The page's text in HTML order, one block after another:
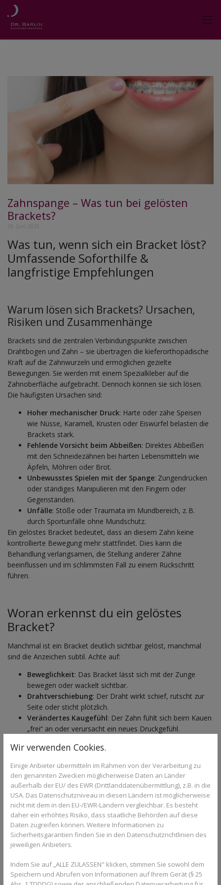
Zahnspange – Was tun bei gelösten
Brackets?
29. Juni 2025
Was tun, wenn sich ein Bracket löst?
Umfassende Soforthilfe &
langfristige Empfehlungen
Warum lösen sich Brackets? Ursachen,
Risiken und Zusammenhänge
Brackets sind die zentralen Verbindungspunkte zwischen
Drahtbogen und Zahn – sie übertragen die kieferorthopädische
Kraft auf die Zahnwurzeln und ermöglichen gezielte
Bewegungen. Sie werden mit einem Spezialkleber auf die
Zahnoberfläche aufgebracht. Dennoch können sie sich lösen.
Die häufigsten Ursachen sind:
Hoher mechanischer Druck: Harte oder zähe Speisen
wie Nüsse, Karamell, Krusten oder Eiswürfel belasten die
Brackets stark.
Fehlende Vorsicht beim Abbeißen: Direktes Abbeißen
mit den Schneidezähnen bei harten Lebensmitteln wie
Äpfeln, Möhren oder Brot.
Unbewusstes Spielen mit der Spange: Zungendrücken
oder ständiges Manipulieren mit den Fingern oder
Gegenständen.
Unfälle: Stöße oder Traumata im Mundbereich, z. B.
durch Sportunfälle ohne Mundschutz.
Ein gelöstes Bracket bedeutet, dass an diesem Zahn keine
kontrollierte Bewegung mehr stattfindet. Dies kann die
Behandlung verlangsamen, die Stellung anderer Zähne
beeinflussen und im schlimmsten Fall zu einem Rückschritt
führen.
Woran erkennst du ein gelöstes
Bracket?
Manchmal ist ein Bracket deutlich sichtbar gelöst, manchmal
sind die Anzeichen subtil. Achte auf:
Beweglichkeit: Das Bracket lässt sich mit der Zunge
bewegen oder wackelt sichtbar.
Drahtverschiebung: Der Draht wirkt schief, rutscht zur
Seite oder sticht plötzlich.
Verändertes Kaugefühl: Der Zahn fühlt sich beim Kauen
„frei“ an oder verursacht ein neues Druckgefühl.
Sprechen oder Kauen bemerkbar.
Führe regelmäßig eine Sichtkontrolle im Spiegel durch, vor allem
nach dem Verzehr harter Speisen. Bei Unsicherheit: Kontaktiere
umgehend die Praxis Dr. Barloi.
Soforthilfe bei einem gelösten
Bracket: So reagierst du richtig
erfordert baldmögliche Aufmerksamkeit.
Bracket nicht selbst entfernen: Dies kann zu
Wir verwenden Cookies.
Einige Anbieter übermitteln im Rahmen von der Verarbeitung zu
den genannten Zwecken möglicherweise Daten an Länder
außerhalb der EU/ des EWR (Drittlanddatenübermittlung), z.B. in die
USA. Das Datenschutzniveau in diesen Ländern ist möglicherweise
nicht mit dem in den EU-/EWR-Ländern vergleichbar. Es besteht
daher ein erhöhtes Risiko, dass staatliche Behörden auf diese
Daten zugreifen können. Weitere Informationen zu
Sicherheitsgarantien finden Sie in den Datenschutzrichtlinien des
jeweiligen Anbieters.
Indem Sie auf „ALLE ZULASSEN" klicken, stimmen Sie sowohl dem
Speichern und Abrufen von Informationen auf Ihrem Gerät (§ 25